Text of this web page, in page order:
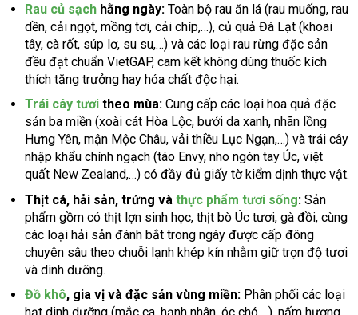
Rau củ sạchhằng ngày:Toàn bộ rau ăn lá (rau muống, rau
dền, cải ngọt, mồng tơi, cải chíp,…), củ quả Đà Lạt (khoai
tây, cà rốt, súp lơ, su su,…) và các loại rau rừng đặc sản
đều đạt chuẩn VietGAP, cam kết không dùng thuốc kích
thích tăng trưởng hay hóa chất độc hại.
Trái cây tươitheo mùa:Cung cấp các loại hoa quả đặc
sản ba miền (xoài cát Hòa Lộc, bưởi da xanh, nhãn lồng
Hưng Yên, mận Mộc Châu, vải thiều Lục Ngạn,…) và trái cây
nhập khẩu chính ngạch (táo Envy, nho ngón tay Úc, việt
quất New Zealand,…) có đầy đủ giấy tờ kiểm dịnh thực vật.
Thịt cá, hải sản, trứng và thực phẩm tươi sống:Sản
phẩm gồm có thịt lợn sinh học, thịt bò Úc tươi, gà đồi, cùng
các loại hải sản đánh bắt trong ngày được cấp đông
chuyên sâu theo chuỗi lạnh khép kín nhằm giữ trọn độ tươi
và dinh dưỡng.
Đồ khô, gia vị và đặc sản vùng miền:Phân phối các loại